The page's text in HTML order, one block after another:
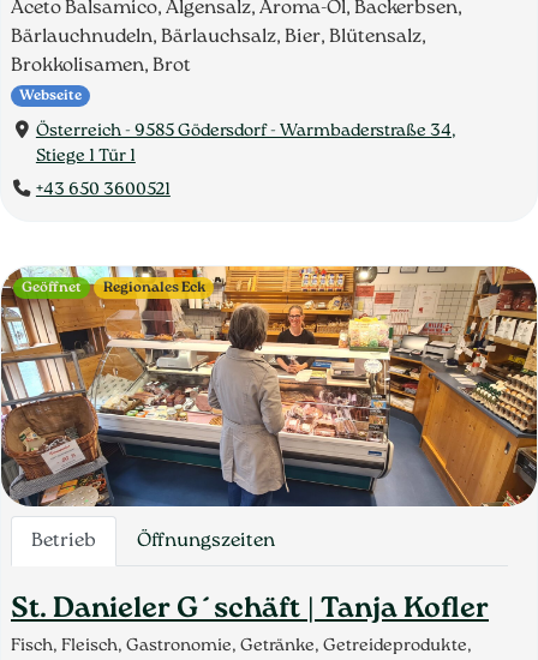
Aceto Balsamico, Algensalz, Aroma-Öl, Backerbsen,
Bärlauchnudeln, Bärlauchsalz, Bier, Blütensalz,
Brokkolisamen, Brot
Webseite
Österreich - 9585 Gödersdorf - Warmbaderstraße 34,
Stiege 1 Tür 1
+43 650 3600521
Betrieb Öffnungszeiten
St. Danieler G´schäft | Tanja Kofler
Fisch, Fleisch, Gastronomie, Getränke, Getreideprodukte,
Geöffnet Regionales Eck